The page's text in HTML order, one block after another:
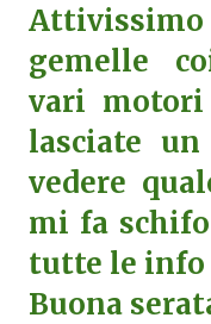
gemelle
vari motori
lasciate
vedere
mi fa
tutte le info
Buona